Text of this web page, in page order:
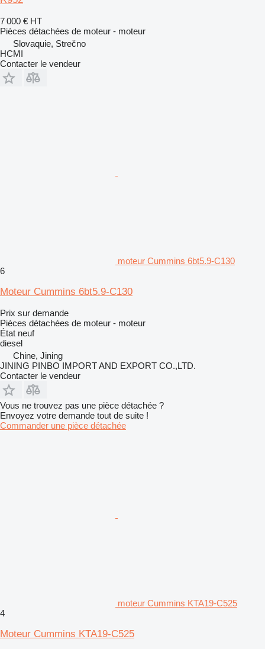
7 000 € HT
Pièces détachées de moteur - moteur
Slovaquie, Strečno
HCMI
Contacter le vendeur
moteur Cummins 6bt5.9-C130
6
Moteur Cummins 6bt5.9-C130
Prix sur demande
Pièces détachées de moteur - moteur
État neuf
diesel
Chine, Jining
JINING PINBO IMPORT AND EXPORT CO.,LTD.
Contacter le vendeur
Vous ne trouvez pas une pièce détachée ?
Envoyez votre demande tout de suite !
Commander une pièce détachée
moteur Cummins KTA19-C525
4
Moteur Cummins KTA19-C525